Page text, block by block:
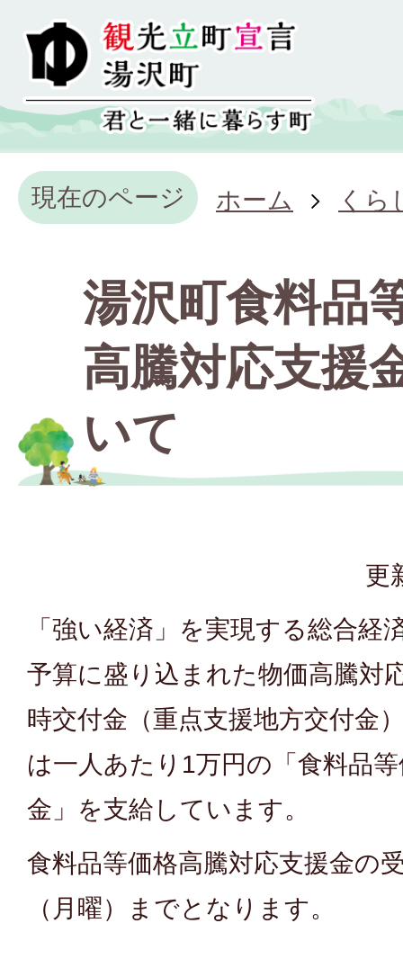
現在のページ ホーム くら
湯沢町食料品
高騰対応支援
いて
更
「強い経済」を実現する総合経
予算に盛り込まれた物価高騰対
時交付金（重点支援地方交付金
は一人あたり1万円の「食料品
金」を支給しています。
食料品等価格高騰対応支援金の
（月曜）までとなります。